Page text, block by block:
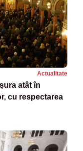
Actualitate
atât în
cu respectarea